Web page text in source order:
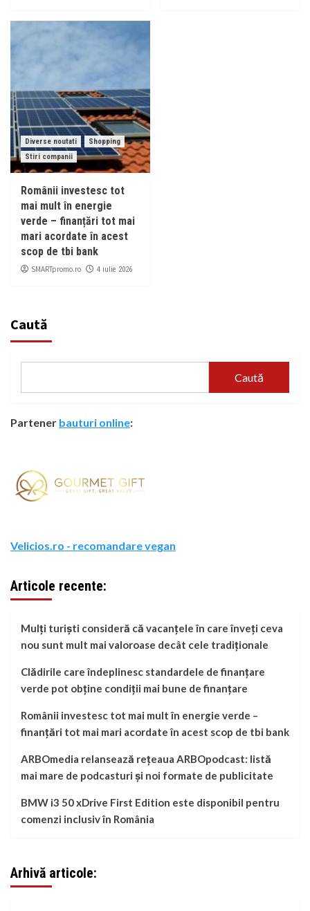
Diverse noutati
Shopping
Stiri companii
Românii investesc tot
mai mult în energie
verde – finanțări tot mai
mari acordate în acest
scop de tbi bank
SMARTpromo.ro 4 iulie 2026
Caută
Caută
Partener bauturi online:
Velicios.ro - recomandare vegan
Articole recente:
Mulți turiști consideră că vacanțele în care înveți ceva
nou sunt mult mai valoroase decât cele tradiționale
Clădirile care îndeplinesc standardele de finanțare
verde pot obține condiții mai bune de finanțare
Românii investesc tot mai mult în energie verde –
finanțări tot mai mari acordate în acest scop de tbi bank
ARBOmedia relansează rețeaua ARBOpodcast: listă
mai mare de podcasturi și noi formate de publicitate
BMW i3 50 xDrive First Edition este disponibil pentru
comenzi inclusiv în România
Arhivă articole: